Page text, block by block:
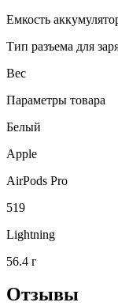
Емкость
Тип разъема для
Вес
Параметры товара
Белый
Apple
AirPods Pro
519
Lightning
56.4 г
Отзывы